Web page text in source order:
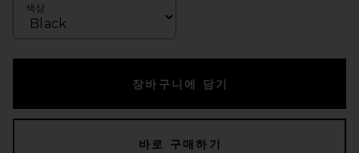
색상
장바구니에 담기
바로 구매하기